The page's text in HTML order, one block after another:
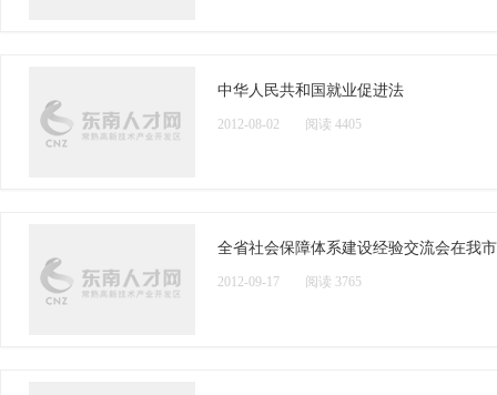
中华人民共和国就业促进法
2012-08-02 阅读 4405
全省社会保障体系建设经验交流会在我
2012-09-17 阅读 3765